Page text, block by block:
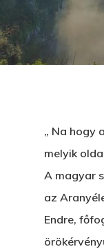
„ Na hogy
melyik
A magyar
az
Endre,